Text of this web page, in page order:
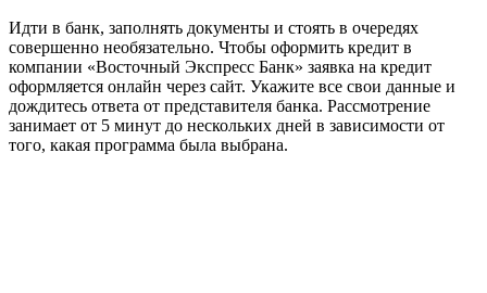
Идти в банк, заполнять документы и стоять в очередях
совершенно необязательно. Чтобы оформить кредит в
компании «Восточный Экспресс Банк» заявка на кредит
оформляется онлайн через сайт. Укажите все свои данные и
дождитесь ответа от представителя банка. Рассмотрение
занимает от 5 минут до нескольких дней в зависимости от
того, какая программа была выбрана.